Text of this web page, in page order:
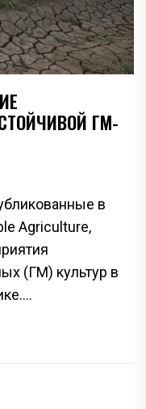
ГМ-
в
Agriculture,
(ГМ) культур в